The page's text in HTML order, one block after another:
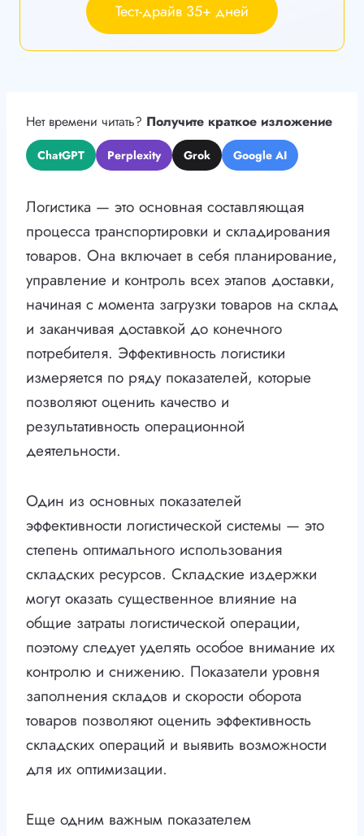
Тест-драйв 35+ дней
Нет времени читать? Получите краткое изложение
ChatGPT Perplexity Grok Google AI
Логистика — это основная составляющая
процесса транспортировки и складирования
товаров. Она включает в себя планирование,
управление и контроль всех этапов доставки,
начиная с момента загрузки товаров на склад
и заканчивая доставкой до конечного
потребителя. Эффективность логистики
измеряется по ряду показателей, которые
позволяют оценить качество и
результативность операционной
деятельности.
Один из основных показателей
эффективности логистической системы — это
степень оптимального использования
складских ресурсов. Складские издержки
могут оказать существенное влияние на
общие затраты логистической операции,
поэтому следует уделять особое внимание их
контролю и снижению. Показатели уровня
заполнения складов и скорости оборота
товаров позволяют оценить эффективность
складских операций и выявить возможности
для их оптимизации.
Еще одним важным показателем